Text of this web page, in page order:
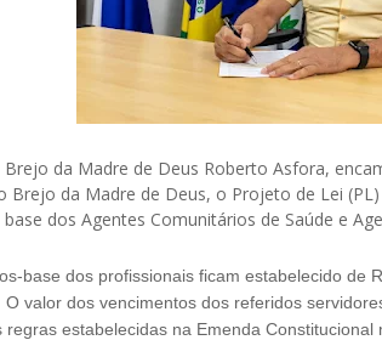
da Madre de Deus Roberto Asfora,
Brejo da Madre de Deus, o Projeto de Lei
dos Agentes Comunitários de Saúde e
base dos profissionais ficam estabelecido de
valor dos vencimentos dos referidos
regras estabelecidas na Emenda Constitucional